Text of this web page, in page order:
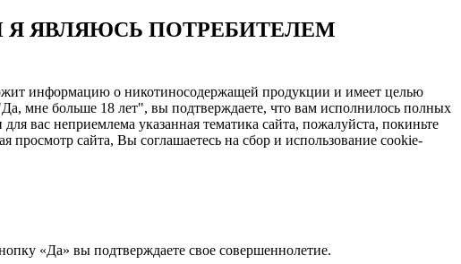
Я ЯВЛЯЮСЬ ПОТРЕБИТЕЛЕМ
информацию о никотиносодержащей продукции и имеет целью
мне больше 18 лет", вы подтверждаете, что вам исполнилось полных
вас неприемлема указанная тематика сайта, пожалуйста, покиньте
сайта, Вы соглашаетесь на сбор и использование cookie-
«Да» вы подтверждаете свое совершеннолетие.